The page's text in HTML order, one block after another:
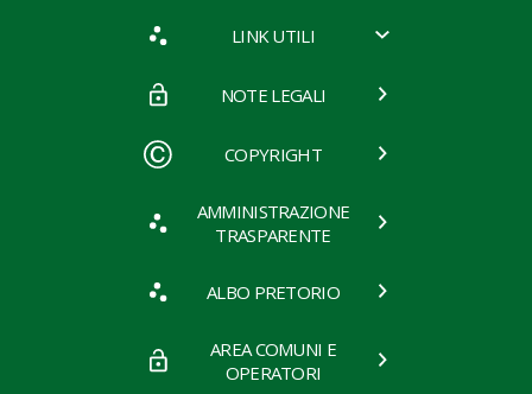
LINK UTILI
NOTE LEGALI
COPYRIGHT
AMMINISTRAZIONE
TRASPARENTE
ALBO PRETORIO
AREA COMUNI E
OPERATORI